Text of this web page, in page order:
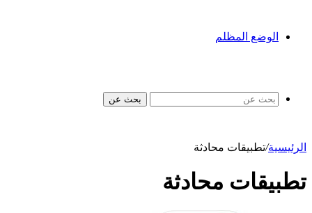
الوضع المظلم
بحث عن
الرئيسية/تطبيقات محادثة
تطبيقات محادثة